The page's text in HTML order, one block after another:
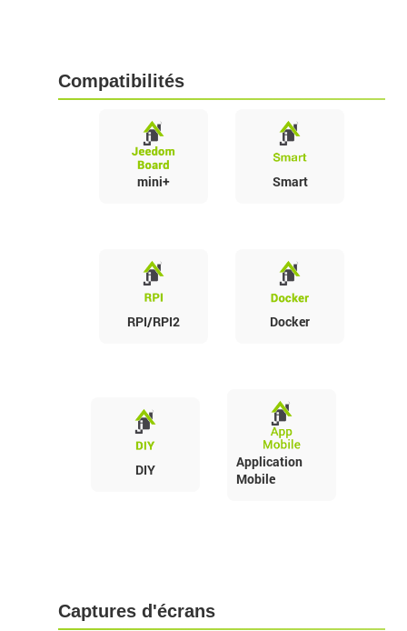
Compatibilités
mini+ Smart
RPI/RPI2 Docker
DIY
Application
Mobile
Captures d'écrans